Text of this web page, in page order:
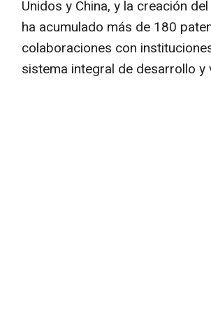
Unidos y China, y la creación
ha acumulado más de 180
colaboraciones con
sistema integral de desarrollo